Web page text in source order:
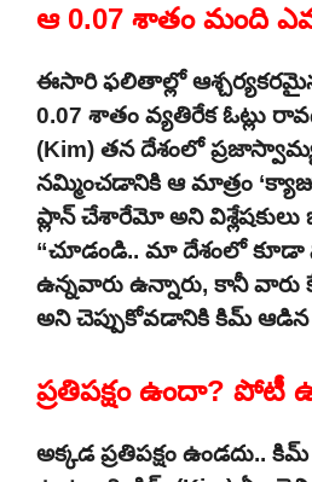
ఆ 0.07 శాతం మంది
ఈసారి ఫలితాల్లో
0.07 శాతం వ్యతిరేక ఓట్లు
(Kim) తన దేశంలో
నమ్మించడానికి ఆ మాత్రం
ప్లాన్ చేశారేమో అని విశ్లేషకులు
“చూడండి.. మా దేశంలో కూడా
ఉన్నవారు ఉన్నారు, కానీ వారు
అని చెప్పుకోవడానికి కిమ్
ప్రతిపక్షం ఉందా? పోటీ
అక్కడ ప్రతిపక్షం ఉండదు..